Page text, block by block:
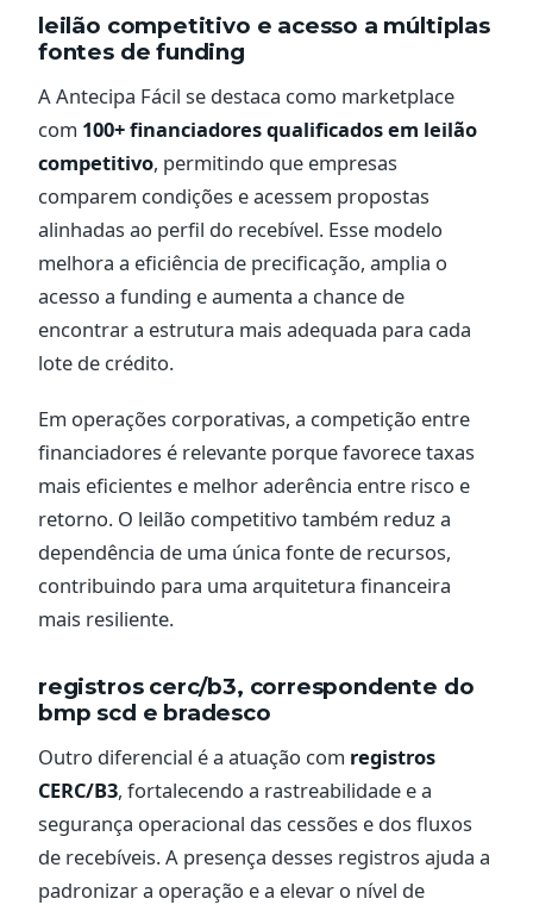
leilão competitivo e acesso a múltiplas
fontes de funding
A Antecipa Fácil se destaca como marketplace
com 100+ financiadores qualificados em leilão
competitivo, permitindo que empresas
comparem condições e acessem propostas
alinhadas ao perfil do recebível. Esse modelo
melhora a eficiência de precificação, amplia o
acesso a funding e aumenta a chance de
encontrar a estrutura mais adequada para cada
lote de crédito.
Em operações corporativas, a competição entre
financiadores é relevante porque favorece taxas
mais eficientes e melhor aderência entre risco e
retorno. O leilão competitivo também reduz a
dependência de uma única fonte de recursos,
contribuindo para uma arquitetura financeira
mais resiliente.
registros cerc/b3, correspondente do
bmp scd e bradesco
Outro diferencial é a atuação com registros
CERC/B3, fortalecendo a rastreabilidade e a
segurança operacional das cessões e dos fluxos
de recebíveis. A presença desses registros ajuda a
padronizar a operação e a elevar o nível de